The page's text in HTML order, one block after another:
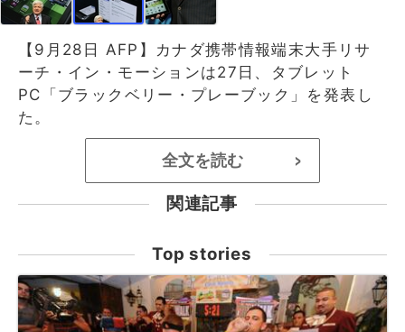
【9月28日 AFP】カナダ携帯情報端末大手リサ
ーチ・イン・モーションは27日、タブレット
PC「ブラックベリー・プレーブック」を発表し
た。
全文を読む >
関連記事
Top stories